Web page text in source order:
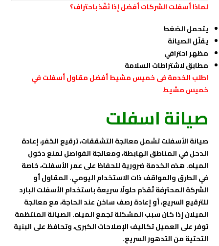
لماذا أسفلت الشركات أفضل إذا نُفّذ باحتراف؟
يتحمل الضغط
يقلّل الصيانة
مظهر احترافي
مطابق لاشتراطات السلامة
اطلب الخدمة فى خميس مشيطأفضل مقاول أسفلت في
خميس مشيط
صيانة اسفلت
صيانة الأسفلت تشمل معالجة التشققات، ترقيع الحُفر، إعادة
الدحل في المناطق الهابطة، ومعالجة الفواصل لمنع دخول
المياه. هذه الخدمة ضرورية للحفاظ على عمر الأسفلت، خاصة
في الطرق والمواقف ذات الاستخدام اليومي. المقاول أو
الشركة المحترفة تُقدّم حلولًا سريعة باستخدام الأسفلت البارد
للترقيع السريع، أو إعادة رصف ساخن عند الحاجة، مع معالجة
الميلان إذا كان سبب المشكلة تجمع المياه. الصيانة المنتظمة
توفر على العميل تكاليف الإصلاحات الكبرى، وتحافظ على البنية
التحتية من التدهور السريع.